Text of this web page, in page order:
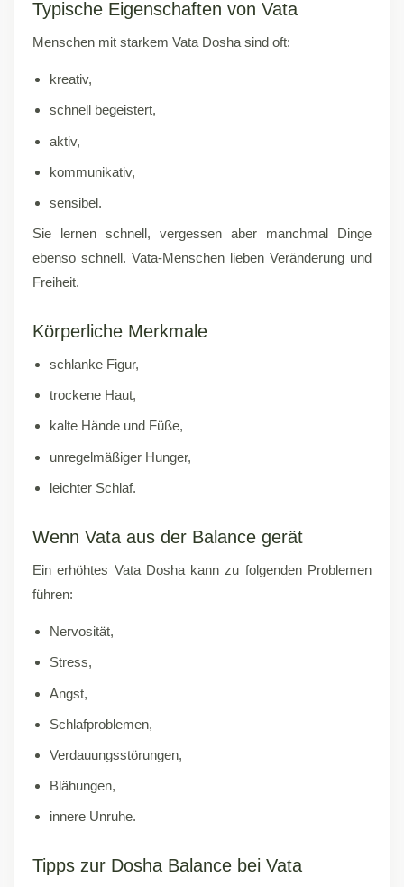
Typische Eigenschaften von Vata
Menschen mit starkem Vata Dosha sind oft:
kreativ,
schnell begeistert,
aktiv,
kommunikativ,
sensibel.
Sie lernen schnell, vergessen aber manchmal Dinge
ebenso schnell. Vata-Menschen lieben Veränderung und
Freiheit.
Körperliche Merkmale
schlanke Figur,
trockene Haut,
kalte Hände und Füße,
unregelmäßiger Hunger,
leichter Schlaf.
Wenn Vata aus der Balance gerät
Ein erhöhtes Vata Dosha kann zu folgenden Problemen
führen:
Nervosität,
Stress,
Angst,
Schlafproblemen,
Verdauungsstörungen,
Blähungen,
innere Unruhe.
Tipps zur Dosha Balance bei Vata